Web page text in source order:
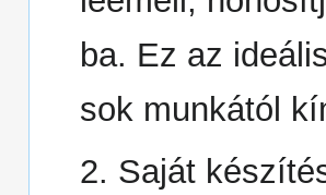
ba. Ez az
sok munkától
2. Saját